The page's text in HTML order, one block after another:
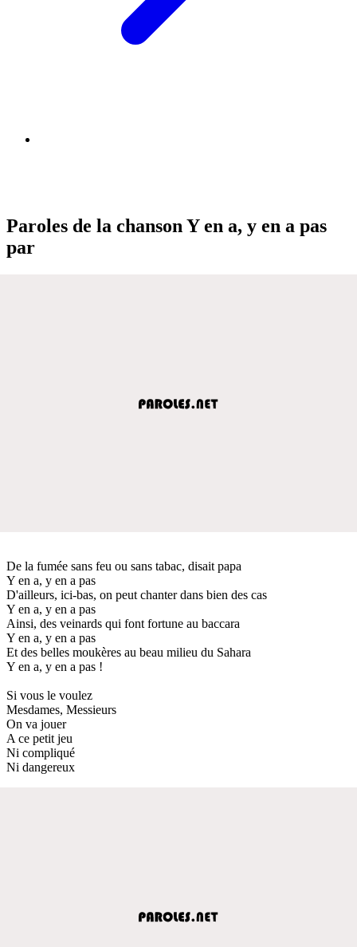
Paroles de la chanson Y en a, y en a pas
par
De la fumée sans feu ou sans tabac, disait papa
Y en a, y en a pas
D'ailleurs, ici-bas, on peut chanter dans bien des cas
Y en a, y en a pas
Ainsi, des veinards qui font fortune au baccara
Y en a, y en a pas
Et des belles moukères au beau milieu du Sahara
Y en a, y en a pas !
Si vous le voulez
Mesdames, Messieurs
On va jouer
A ce petit jeu
Ni compliqué
Ni dangereux